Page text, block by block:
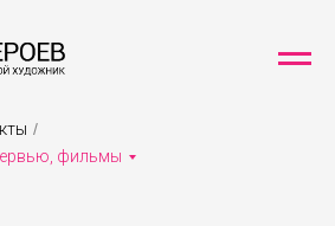
/
фильмы